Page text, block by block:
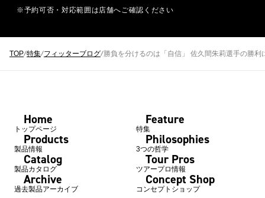
TOP 特集 フィッターブログ 勝負を分けるのは「自信」 佐久間朱莉選手の勝
※予約可否・対応範囲は店舗へご確認ください
Home
トップページ
Products
製品情報
Catalog
製品カタログ
Archive
過去製品アーカイブ
Feature
特集
Philosophies
3つの哲学
Tour Pros
ツアープロ情報
Concept Shop
コンセプトショップ